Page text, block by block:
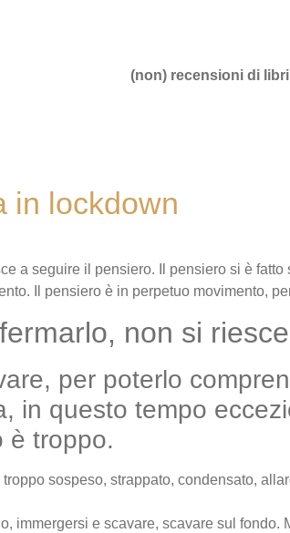
(non) recensioni di libri
in lockdown
a seguire il pensiero. Il pensiero si è
Il pensiero è in perpetuo movimento,
non si
per poterlo
in questo tempo
è troppo.
sospeso, strappato, condensato,
immergersi e scavare, scavare sul fondo.